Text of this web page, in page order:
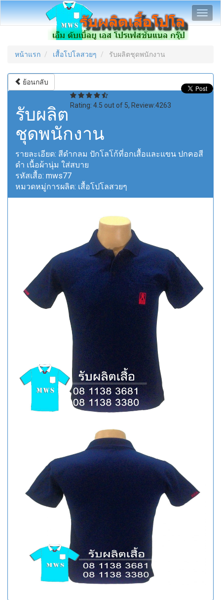
หน้าแรก เสื้อโปโลสวยๆ รับผลิตชุดพนักงาน
ย้อนกลับ
Rating: 4.5 out of 5, Review:4263
รับผลิต
ชุดพนักงาน
รายละเอียด: สีดำกลม ปักโลโก้ที่อกเสื้อและแขน ปกคอสี
ดำ เนื้อผ้านุ่ม ใส่สบาย
รหัสเสื้อ: mws77
หมวดหมู่การผลิต: เสื้อโปโลสวยๆ